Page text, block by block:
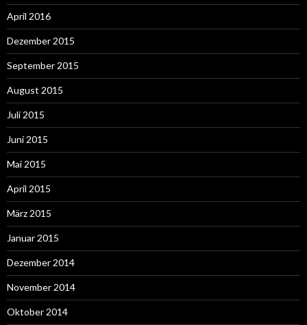
April 2016
Dezember 2015
September 2015
August 2015
Juli 2015
Juni 2015
Mai 2015
April 2015
März 2015
Januar 2015
Dezember 2014
November 2014
Oktober 2014